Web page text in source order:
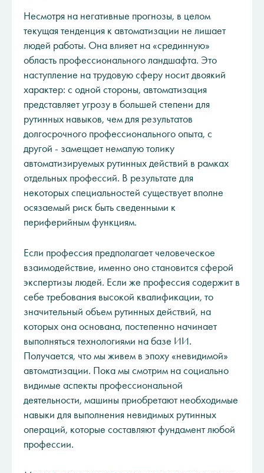
Несмотря на негативные прогнозы, в целом
текущая тенденция к автоматизации не лишает
людей работы. Она влияет на «срединную»
область профессионального ландшафта. Это
наступление на трудовую сферу носит двоякий
характер: с одной стороны, автоматизация
представляет угрозу в большей степени для
рутинных навыков, чем для результатов
долгосрочного профессионального опыта, с
другой - замещает немалую толику
автоматизируемых рутинных действий в рамках
отдельных профессий. В результате для
некоторых специальностей существует вполне
осязаемый риск быть сведенными к
периферийным функциям.
Если профессия предполагает человеческое
взаимодействие, именно оно становится сферой
экспертизы людей. Если же профессия содержит в
себе требования высокой квалификации, то
значительный объем рутинных действий, на
которых она основана, постепенно начинает
выполняться технологиями на базе ИИ.
Получается, что мы живем в эпоху «невидимой»
автоматизации. Пока мы смотрим на социально
видимые аспекты профессиональной
деятельности, машины приобретают необходимые
навыки для выполнения невидимых рутинных
операций, которые составляют фундамент любой
профессии.